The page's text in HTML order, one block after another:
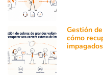
Gestión
cómo
impagados